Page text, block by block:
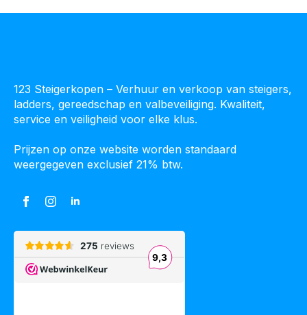
123 Steigerkopen – Verhuur en verkoop van steigers,
ladders, gereedschap en valbeveiliging. Kwaliteit,
service en veiligheid voor elke klus.
Prijzen op onze website worden standaard
weergegeven exclusief 21% btw.